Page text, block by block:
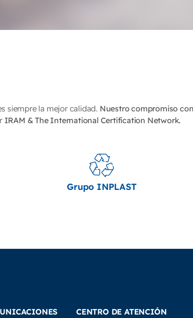
siempre la mejor calidad. Nuestro compromiso
IRAM & The International Certification Network.
Grupo INPLAST
CENTRO DE ATENCIÓN